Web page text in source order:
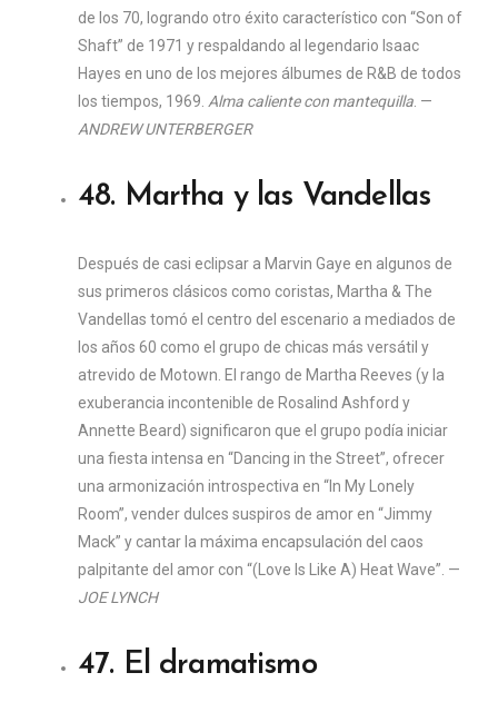
de los 70, logrando otro éxito característico con “Son of
Shaft” de 1971 y respaldando al legendario Isaac
Hayes en uno de los mejores álbumes de R&B de todos
los tiempos, 1969. Alma caliente con mantequilla . —
ANDREW UNTERBERGER
48. Martha y las Vandellas
Después de casi eclipsar a Marvin Gaye en algunos de
sus primeros clásicos como coristas, Martha & The
Vandellas tomó el centro del escenario a mediados de
los años 60 como el grupo de chicas más versátil y
atrevido de Motown. El rango de Martha Reeves (y la
exuberancia incontenible de Rosalind Ashford y
Annette Beard) significaron que el grupo podía iniciar
una fiesta intensa en “Dancing in the Street”, ofrecer
una armonización introspectiva en “In My Lonely
Room”, vender dulces suspiros de amor en “Jimmy
Mack” y cantar la máxima encapsulación del caos
palpitante del amor con “(Love Is Like A) Heat Wave”. —
JOE LYNCH
47. El dramatismo